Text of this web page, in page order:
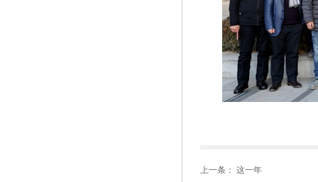
上一条： 这一年